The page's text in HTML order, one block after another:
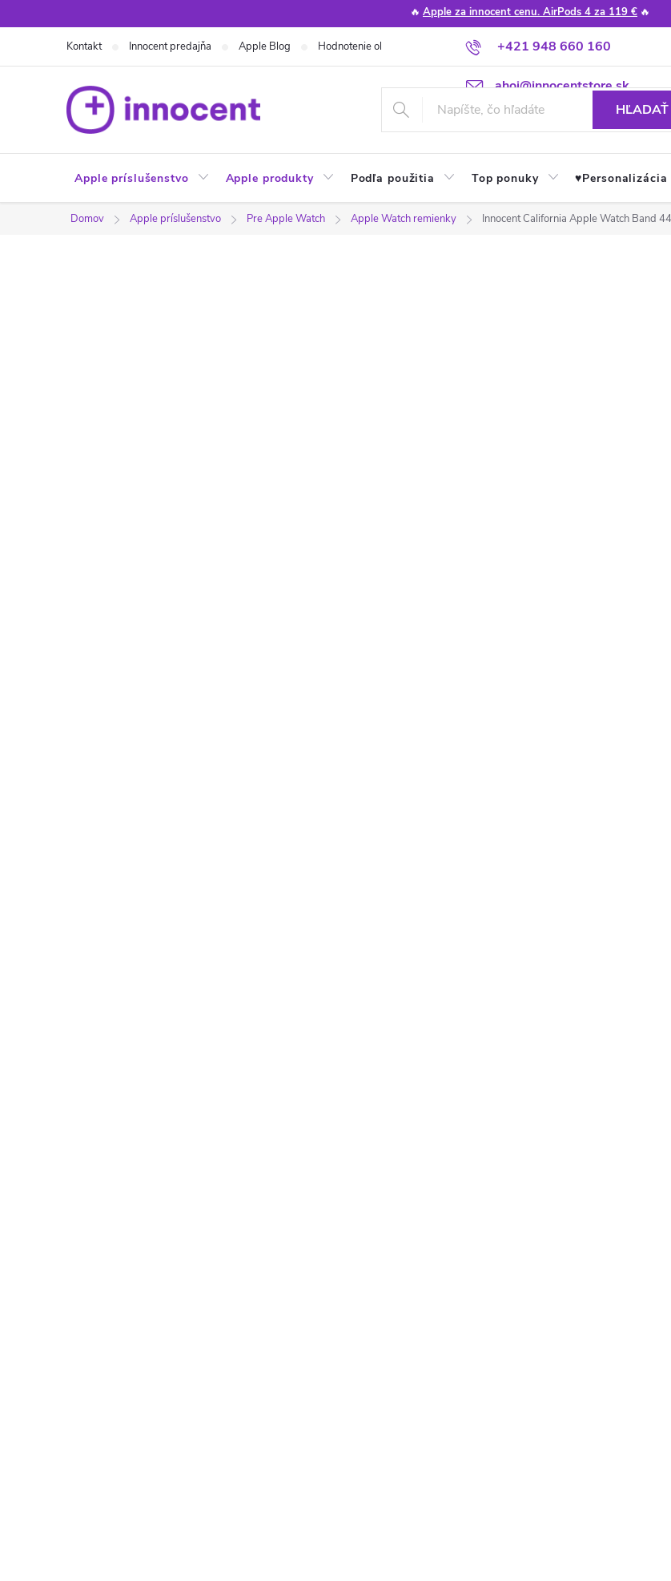
na
🔥 Apple za innocent cenu. AirPods 4 za 119 € 🔥
+421 948 660 160
ahoj@innocentstore.sk
Kontakt Innocent predajňa Apple Blog Hodnotenie obchodu Poradňa Apple návody a tipy
HĽADAŤ
Apple príslušenstvo Apple produkty Podľa použitia Top ponuky ♥︎Personalizácia
Domov Apple príslušenstvo Pre Apple Watch Apple Watch remienky Innocent California Apple Watch Band